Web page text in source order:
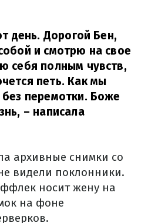
день. Дорогой Бен,
и смотрю на свое
себя полным чувств,
петь. Как мы
перемотки. Боже
– написала
архивные снимки со
видели поклонники.
носит жену на
на фоне